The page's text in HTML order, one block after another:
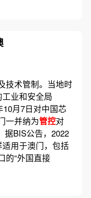
技术管制。当地时
业和安全局
10月7日对中国芯
一并纳为管控对
据BIS公告，2022
用于澳门，包括
的“外国直接